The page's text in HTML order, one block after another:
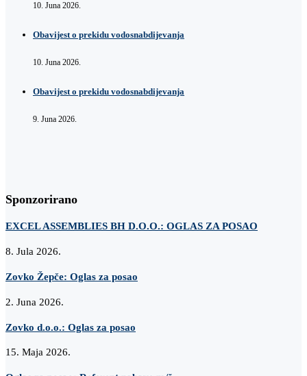
10. Juna 2026.
Obavijest o prekidu vodosnabdijevanja
10. Juna 2026.
Obavijest o prekidu vodosnabdijevanja
9. Juna 2026.
Sponzorirano
EXCEL ASSEMBLIES BH D.O.O.: OGLAS ZA POSAO
8. Jula 2026.
Zovko Žepče: Oglas za posao
2. Juna 2026.
Zovko d.o.o.: Oglas za posao
15. Maja 2026.